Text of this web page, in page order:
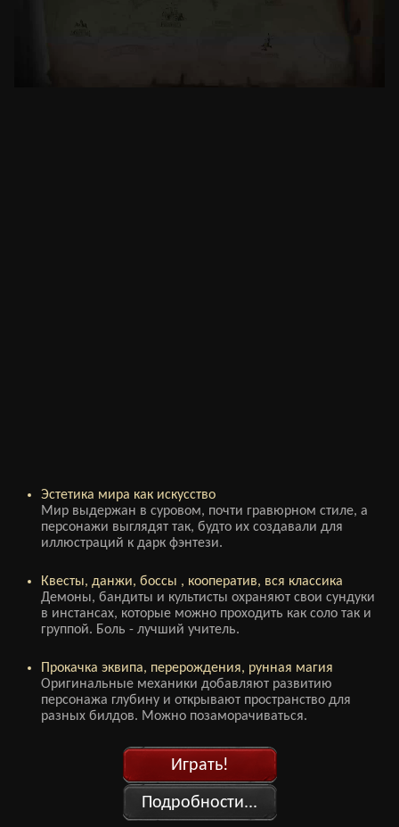
Эстетика мира как искусство
Мир выдержан в суровом, почти гравюрном стиле, а
персонажи выглядят так, будто их создавали для
иллюстраций к дарк фэнтези.
Квесты, данжи, боссы , кооператив, вся классика
Демоны, бандиты и культисты охраняют свои сундуки
в инстансах, которые можно проходить как соло так и
группой. Боль - лучший учитель.
Прокачка эквипа, перерождения, рунная магия
Оригинальные механики добавляют развитию
персонажа глубину и открывают пространство для
разных билдов. Можно позаморачиваться.
Играть!
Подробности...